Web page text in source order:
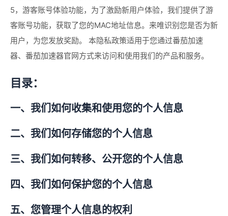
5，游客账号体验功能，为了激励新用户体验，我们提供了游
客账号功能，获取了您的MAC地址信息。来唯识别您是否为新
用户，为您发放奖励。 本隐私政策适用于您通过番茄加速
器、番茄加速器官网方式来访问和使用我们的产品和服务。
目录：
一、我们如何收集和使用您的个人信息
二、我们如何存储您的个人信息
三、我们如何转移、公开您的个人信息
四、我们如何保护您的个人信息
五、您管理个人信息的权利